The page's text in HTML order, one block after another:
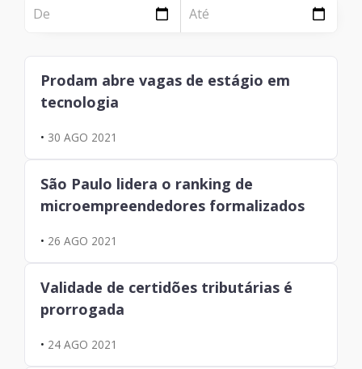
Página
Notícia
NOTÍCIA
Tecnologia
Gestão de Tecnologia
PÁGINA
Reconhecimento
Prodam abre vagas de estágio em
tecnologia
• 30 AGO 2021
São Paulo lidera o ranking de
microempreendedores formalizados
• 26 AGO 2021
Validade de certidões tributárias é
prorrogada
• 24 AGO 2021